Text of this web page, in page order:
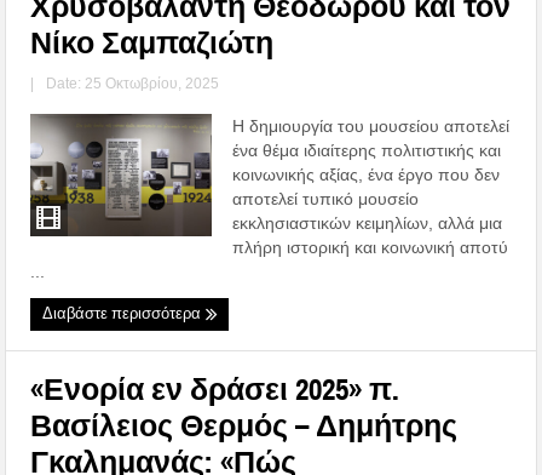
Νίκο Σαμπαζιώτη
| Date: 25 Οκτωβρίου, 2025
Η δημιουργία του μουσείου αποτελεί
ένα θέμα ιδιαίτερης πολιτιστικής και
κοινωνικής αξίας, ένα έργο που δεν
αποτελεί τυπικό μουσείο
εκκλησιαστικών κειμηλίων, αλλά μια
πλήρη ιστορική και κοινωνική αποτύ
Διαβάστε περισσότερα
«Ενορία εν δράσει 2025» π.
Βασίλειος Θερμός – Δημήτρης
Γκαλημανάς: «Πώς